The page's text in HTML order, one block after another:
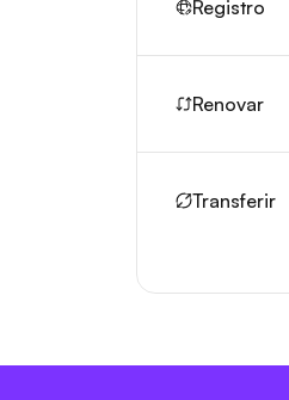
Registro
Renovar
Transferir